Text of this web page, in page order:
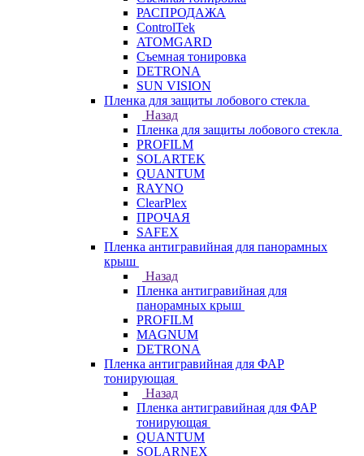
РАСПРОДАЖА
ControlTek
ATOMGARD
Съемная тонировка
DETRONA
SUN VISION
Пленка для защиты лобового стекла
Назад
Пленка для защиты лобового стекла
PROFILM
SOLARTEK
QUANTUM
RAYNO
ClearPlex
ПРОЧАЯ
SAFEX
Пленка антигравийная для панорамных
крыш
Назад
Пленка антигравийная для
панорамных крыш
PROFILM
MAGNUM
DETRONA
Пленка антигравийная для ФАР
тонирующая
Назад
Пленка антигравийная для ФАР
тонирующая
QUANTUM
SOLARNEX